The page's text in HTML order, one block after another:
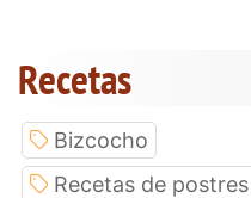
Recetas
Bizcocho
Recetas de